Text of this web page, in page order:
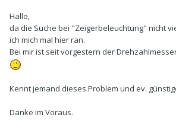
Hallo,
da die Suche bei "Zeigerbeleuchtung" nicht
ich mich mal hier ran.
Bei mir ist seit vorgestern der
Kennt jemand dieses Problem und ev.
Danke im Voraus.